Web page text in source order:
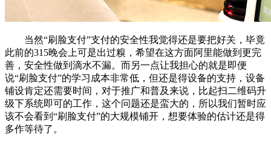
当然“刷脸支付”支付的安全性我觉得还是要把好关，毕竟
此前的315晚会上可是出过糗，希望在这方面阿里能做到更完
善，安全性做到滴水不漏。而另一点让我担心的就是即便
说“刷脸支付”的学习成本非常低，但还是得设备的支持，设备
铺设肯定还需要时间，对于推广和普及来说，比起扫二维码升
级下系统即可的工作，这个问题还是蛮大的，所以我们暂时应
该不会看到“刷脸支付”的大规模铺开，想要体验的估计还是得
多作等待了。